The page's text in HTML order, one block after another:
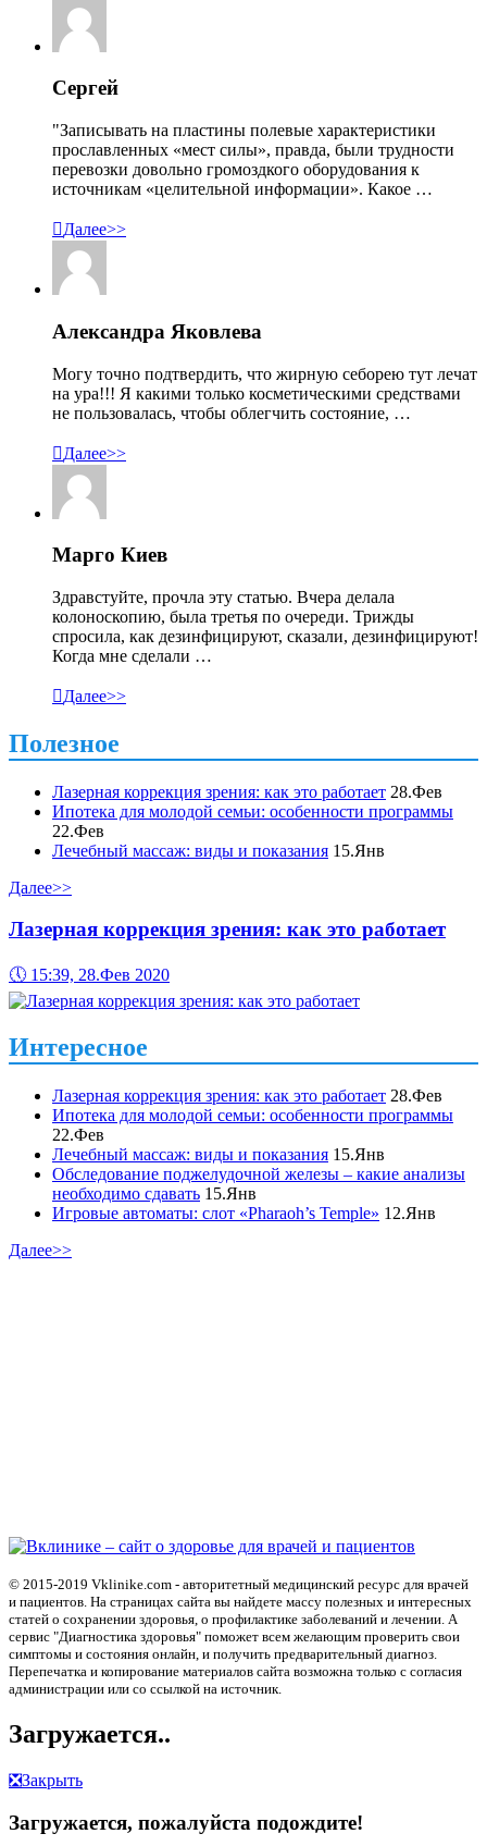
Сергей
"Записывать на пластины полевые характеристики
прославленных «мест силы», правда, были трудности
перевозки довольно громоздкого оборудования к
источникам «целительной информации». Какое …
Далее>>
Александра Яковлева
Могу точно подтвердить, что жирную себорею тут лечат
на ура!!! Я какими только косметическими средствами
не пользовалась, чтобы облегчить состояние, …
Далее>>
Марго Киев
Здравстуйте, прочла эту статью. Вчера делала
колоноскопию, была третья по очереди. Трижды
спросила, как дезинфицируют, сказали, дезинфицируют!
Когда мне сделали …
Далее>>
Полезное
Лазерная коррекция зрения: как это работает 28.Фев
Ипотека для молодой семьи: особенности программы
22.Фев
Лечебный массаж: виды и показания 15.Янв
Далее>>
Лазерная коррекция зрения: как это работает
🕔 15:39, 28.Фев 2020
Интересное
Лазерная коррекция зрения: как это работает 28.Фев
Ипотека для молодой семьи: особенности программы
22.Фев
Лечебный массаж: виды и показания 15.Янв
Обследование поджелудочной железы – какие анализы
необходимо сдавать 15.Янв
Игровые автоматы: слот «Pharaoh’s Temple» 12.Янв
Далее>>
© 2015-2019 Vklinike.com - авторитетный медицинский ресурс для врачей
и пациентов. На страницах сайта вы найдете массу полезных и интересных
статей о сохранении здоровья, о профилактике заболеваний и лечении. А
сервис "Диагностика здоровья" поможет всем желающим проверить свои
симптомы и состояния онлайн, и получить предварительный диагноз.
Перепечатка и копирование материалов сайта возможна только с согласия
администрации или со ссылкой на источник.
Загружается..
❎Закрыть
Загружается, пожалуйста подождите!